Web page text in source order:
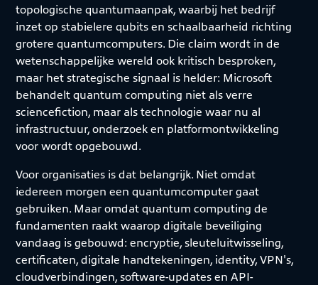
topologische quantumaanpak, waarbij het bedrijf
inzet op stabielere qubits en schaalbaarheid richting
grotere quantumcomputers. Die claim wordt in de
wetenschappelijke wereld ook kritisch besproken,
maar het strategische signaal is helder: Microsoft
behandelt quantum computing niet als verre
sciencefiction, maar als technologie waar nu al
infrastructuur, onderzoek en platformontwikkeling
voor wordt opgebouwd.
Voor organisaties is dat belangrijk. Niet omdat
iedereen morgen een quantumcomputer gaat
gebruiken. Maar omdat quantum computing de
fundamenten raakt waarop digitale beveiliging
vandaag is gebouwd: encryptie, sleuteluitwisseling,
certificaten, digitale handtekeningen, identity, VPN's,
cloudverbindingen, software-updates en API-